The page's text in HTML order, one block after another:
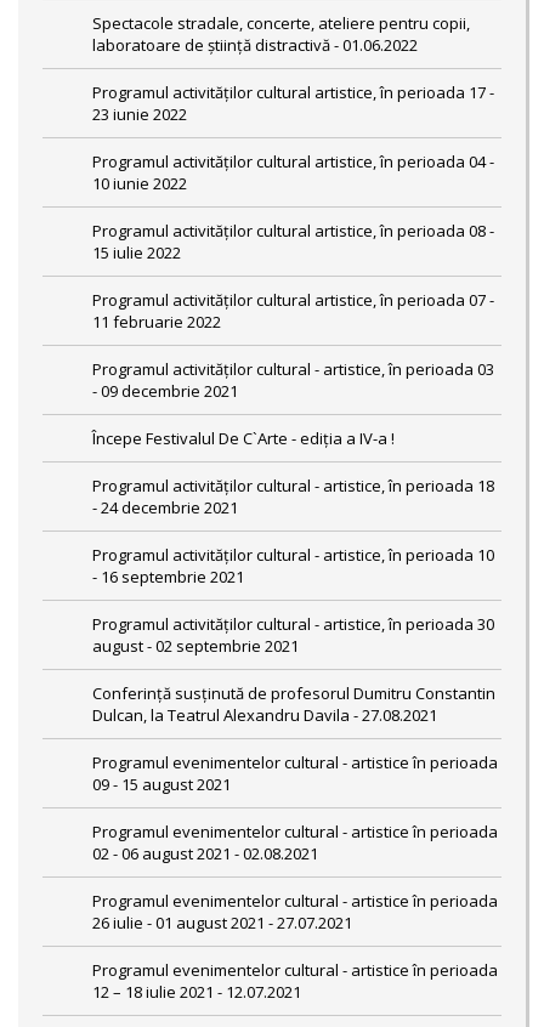
Spectacole stradale, concerte, ateliere pentru copii,
laboratoare de știință distractivă - 01.06.2022
Programul activităților cultural artistice, în perioada 17 -
23 iunie 2022
Programul activităților cultural artistice, în perioada 04 -
10 iunie 2022
Programul activităților cultural artistice, în perioada 08 -
15 iulie 2022
Programul activităților cultural artistice, în perioada 07 -
11 februarie 2022
Programul activităților cultural - artistice, în perioada 03
- 09 decembrie 2021
Începe Festivalul De C`Arte - ediția a IV-a !
Programul activităților cultural - artistice, în perioada 18
- 24 decembrie 2021
Programul activităților cultural - artistice, în perioada 10
- 16 septembrie 2021
Programul activităților cultural - artistice, în perioada 30
august - 02 septembrie 2021
Conferință susținută de profesorul Dumitru Constantin
Dulcan, la Teatrul Alexandru Davila - 27.08.2021
Programul evenimentelor cultural - artistice în perioada
09 - 15 august 2021
Programul evenimentelor cultural - artistice în perioada
02 - 06 august 2021 - 02.08.2021
Programul evenimentelor cultural - artistice în perioada
26 iulie - 01 august 2021 - 27.07.2021
Programul evenimentelor cultural - artistice în perioada
12 – 18 iulie 2021 - 12.07.2021